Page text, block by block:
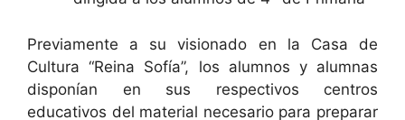
Previamente a su visionado en la Casa de
Cultura “Reina Sofía”, los alumnos y alumnas
disponían en sus respectivos centros
educativos del material necesario para preparar